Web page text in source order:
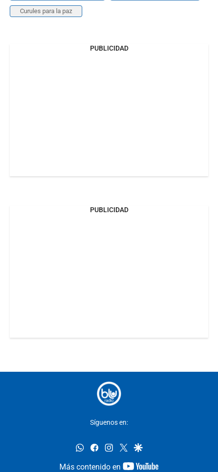
Curules para la paz
PUBLICIDAD
PUBLICIDAD
Síguenos en:
whatsappfacebookinstagram
twittergoogle
Más contenido en
youtube-